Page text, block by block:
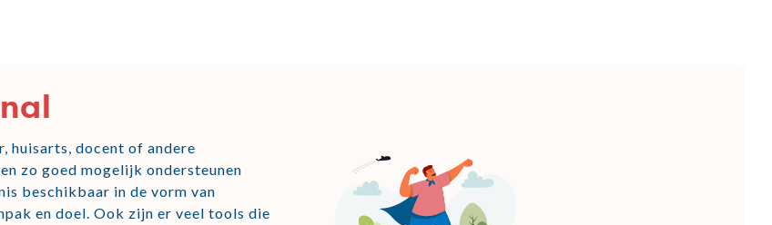
huisarts, docent of andere
zo goed mogelijk ondersteunen
beschikbaar in de vorm van
en doel. Ook zijn er veel tools die